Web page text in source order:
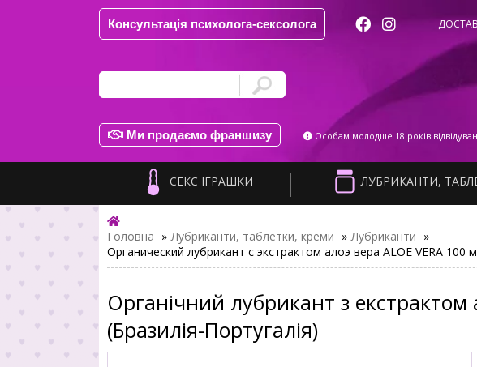
Консультація психолога-сексолога
Ми продаємо франшизу Особам молодше 18 років
СЕКС ІГРАШКИ ЛУБРИКАНТИ,
Головна » Лубриканти, таблетки, креми » Лубриканти »
Органический лубрикант с экстрактом алоэ вера ALOE VERA
Органічний лубрикант з екстрактом
(Бразилія-Португалія)